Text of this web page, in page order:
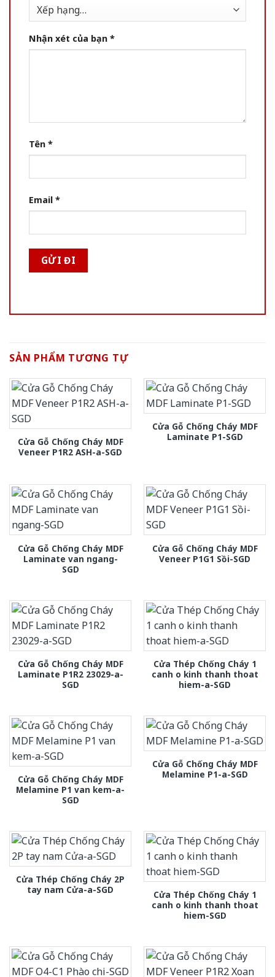
Nhận xét của bạn *
Tên *
Email *
SẢN PHẨM TƯƠNG TỰ
Cửa Gỗ Chống Cháy MDF
Veneer P1R2 ASH-a-SGD
Cửa Gỗ Chống Cháy MDF
Laminate P1-SGD
Cửa Gỗ Chống Cháy MDF
Laminate van ngang-
SGD
Cửa Gỗ Chống Cháy MDF
Veneer P1G1 Sồi-SGD
Cửa Gỗ Chống Cháy MDF
Laminate P1R2 23029-a-
SGD
Cửa Thép Chống Cháy 1
canh o kinh thanh thoat
hiem-a-SGD
Cửa Gỗ Chống Cháy MDF
Melamine P1 van kem-a-
SGD
Cửa Gỗ Chống Cháy MDF
Melamine P1-a-SGD
Cửa Thép Chống Cháy 2P
tay nam Cửa-a-SGD
Cửa Thép Chống Cháy 1
canh o kinh thanh thoat
hiem-SGD